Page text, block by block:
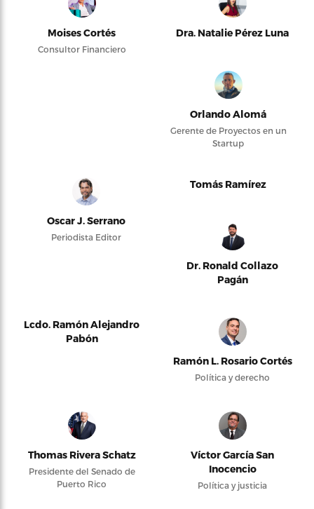
Moises Cortés
Consultor Financiero
Dra. Natalie Pérez Luna
Orlando Alomá
Gerente de Proyectos en un
Startup
Oscar J. Serrano
Periodista Editor
Tomás Ramírez
Dr. Ronald Collazo
Pagán
Lcdo. Ramón Alejandro
Pabón
Ramón L. Rosario Cortés
Política y derecho
Thomas Rivera Schatz
Presidente del Senado de
Puerto Rico
Víctor García San
Inocencio
Política y justicia